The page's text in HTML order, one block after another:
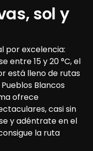
sol y
por excelencia:
entre 15 y 20 °C, el
está lleno de rutas
Blancos
ofrece
casi sin
y adéntrate en el
la ruta